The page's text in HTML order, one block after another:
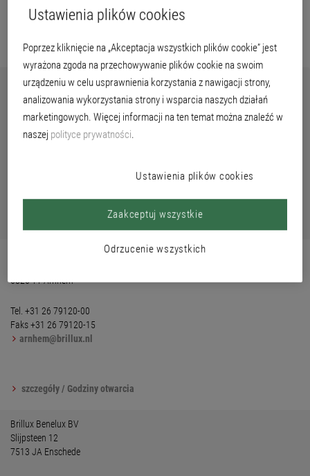
Brillux Benelux BV
Vissenstraat 24
Tel. +31 55 58223-59
szczegóły / Godziny otwarcia
6826 TT Arnhem
Tel. +31 26 79120-00
Faks +31 26 79120-15
arnhem@brillux.nl
szczegóły / Godziny otwarcia
Brillux Benelux BV
Slijpsteen 12
7513 JA Enschede
Ustawienia plików cookies
Poprzez kliknięcie na „Akceptacja wszystkich plików cookie” jest
wyrażona zgoda na przechowywanie plików cookie na swoim
urządzeniu w celu usprawnienia korzystania z nawigacji strony,
analizowania wykorzystania strony i wsparcia naszych działań
marketingowych. Więcej informacji na ten temat można znaleźć w
naszej polityce prywatności.
Ustawienia plików cookies
Odrzucenie wszystkich
Zaakceptuj wszystkie